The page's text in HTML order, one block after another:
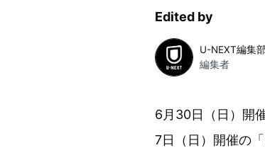
Edited by
U-NEXT編集
編集者
6月30日（日）開
7日（日）開催の